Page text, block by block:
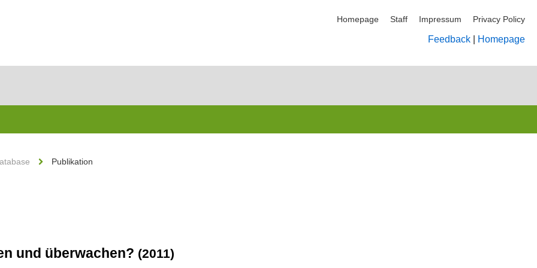
Homepage Staff Impressum Privacy Policy
Feedback Homepage
Publikation
und überwachen? (2011)